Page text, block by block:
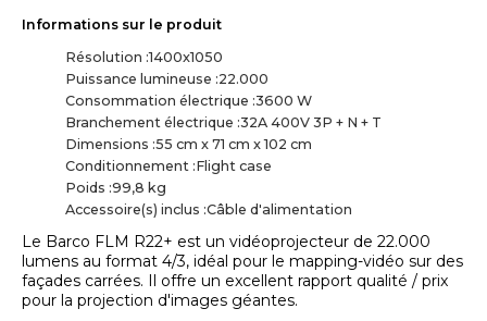
Informations sur le produit
Résolution :1400x1050
Puissance lumineuse :22.000
Consommation électrique :3600 W
Branchement électrique :32A 400V 3P + N + T
Dimensions :55 cm x 71 cm x 102 cm
Conditionnement :Flight case
Poids :99,8 kg
Accessoire(s) inclus :Câble d'alimentation
Le Barco FLM R22+ est un vidéoprojecteur de 22.000
lumens au format 4/3, idéal pour le mapping-vidéo sur des
façades carrées. Il offre un excellent rapport qualité / prix
pour la projection d'images géantes.